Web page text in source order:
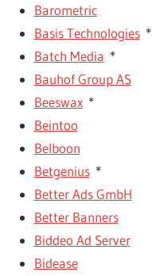
Barometric
Basis Technologies*
Batch Media *
Bauhof Group AS
Beeswax*
Beintoo
Belboon
Betgenius*
Better Ads GmbH
Better Banners
Biddeo Ad Server
Bidease